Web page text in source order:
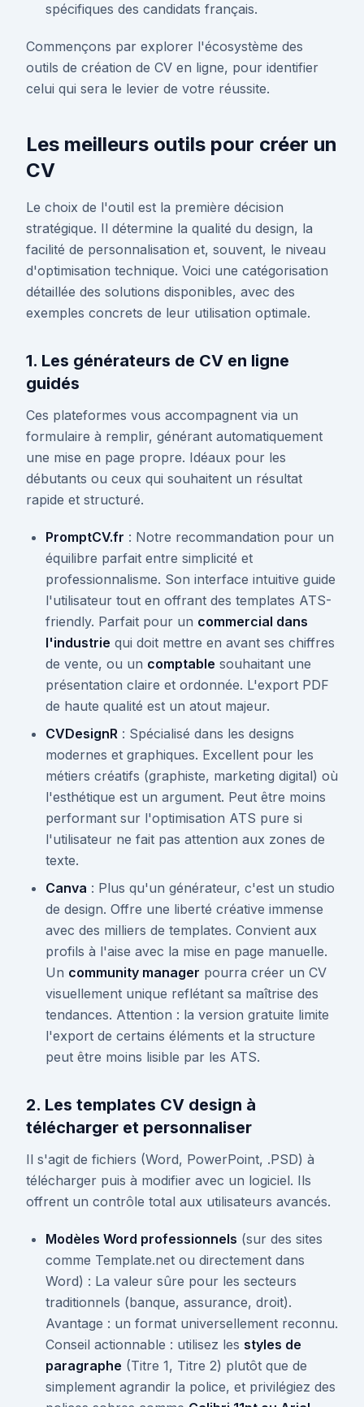
spécifiques des candidats français.
Commençons par explorer l'écosystème des
outils de création de CV en ligne, pour identifier
celui qui sera le levier de votre réussite.
Les meilleurs outils pour créer un
CV
Le choix de l'outil est la première décision
stratégique. Il détermine la qualité du design, la
facilité de personnalisation et, souvent, le niveau
d'optimisation technique. Voici une catégorisation
détaillée des solutions disponibles, avec des
exemples concrets de leur utilisation optimale.
1. Les générateurs de CV en ligne
guidés
Ces plateformes vous accompagnent via un
formulaire à remplir, générant automatiquement
une mise en page propre. Idéaux pour les
débutants ou ceux qui souhaitent un résultat
rapide et structuré.
PromptCV.fr : Notre recommandation pour un
équilibre parfait entre simplicité et
professionnalisme. Son interface intuitive guide
l'utilisateur tout en offrant des templates ATS-
friendly. Parfait pour un commercial dans
l'industrie qui doit mettre en avant ses chiffres
de vente, ou un comptable souhaitant une
présentation claire et ordonnée. L'export PDF
de haute qualité est un atout majeur.
CVDesignR : Spécialisé dans les designs
modernes et graphiques. Excellent pour les
métiers créatifs (graphiste, marketing digital) où
l'esthétique est un argument. Peut être moins
performant sur l'optimisation ATS pure si
l'utilisateur ne fait pas attention aux zones de
texte.
Canva : Plus qu'un générateur, c'est un studio
de design. Offre une liberté créative immense
avec des milliers de templates. Convient aux
profils à l'aise avec la mise en page manuelle.
Un community manager pourra créer un CV
visuellement unique reflétant sa maîtrise des
tendances. Attention : la version gratuite limite
l'export de certains éléments et la structure
peut être moins lisible par les ATS.
2. Les templates CV design à
télécharger et personnaliser
Il s'agit de fichiers (Word, PowerPoint, .PSD) à
télécharger puis à modifier avec un logiciel. Ils
offrent un contrôle total aux utilisateurs avancés.
Modèles Word professionnels (sur des sites
comme Template.net ou directement dans
Word) : La valeur sûre pour les secteurs
traditionnels (banque, assurance, droit).
Avantage : un format universellement reconnu.
Conseil actionnable : utilisez les styles de
paragraphe (Titre 1, Titre 2) plutôt que de
simplement agrandir la police, et privilégiez des